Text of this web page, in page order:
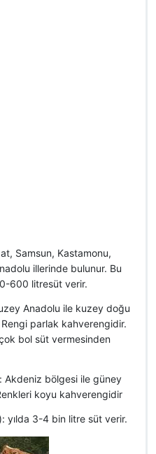
Samsun, Kastamonu,
illerinde bulunur. Bu
600 litresüt verir.
Anadolu ile kuzey doğu
parlak kahverengidir.
bol süt vermesinden
Akdeniz bölgesi ile güney
koyu kahverengidir
yılda 3-4 bin litre süt verir.